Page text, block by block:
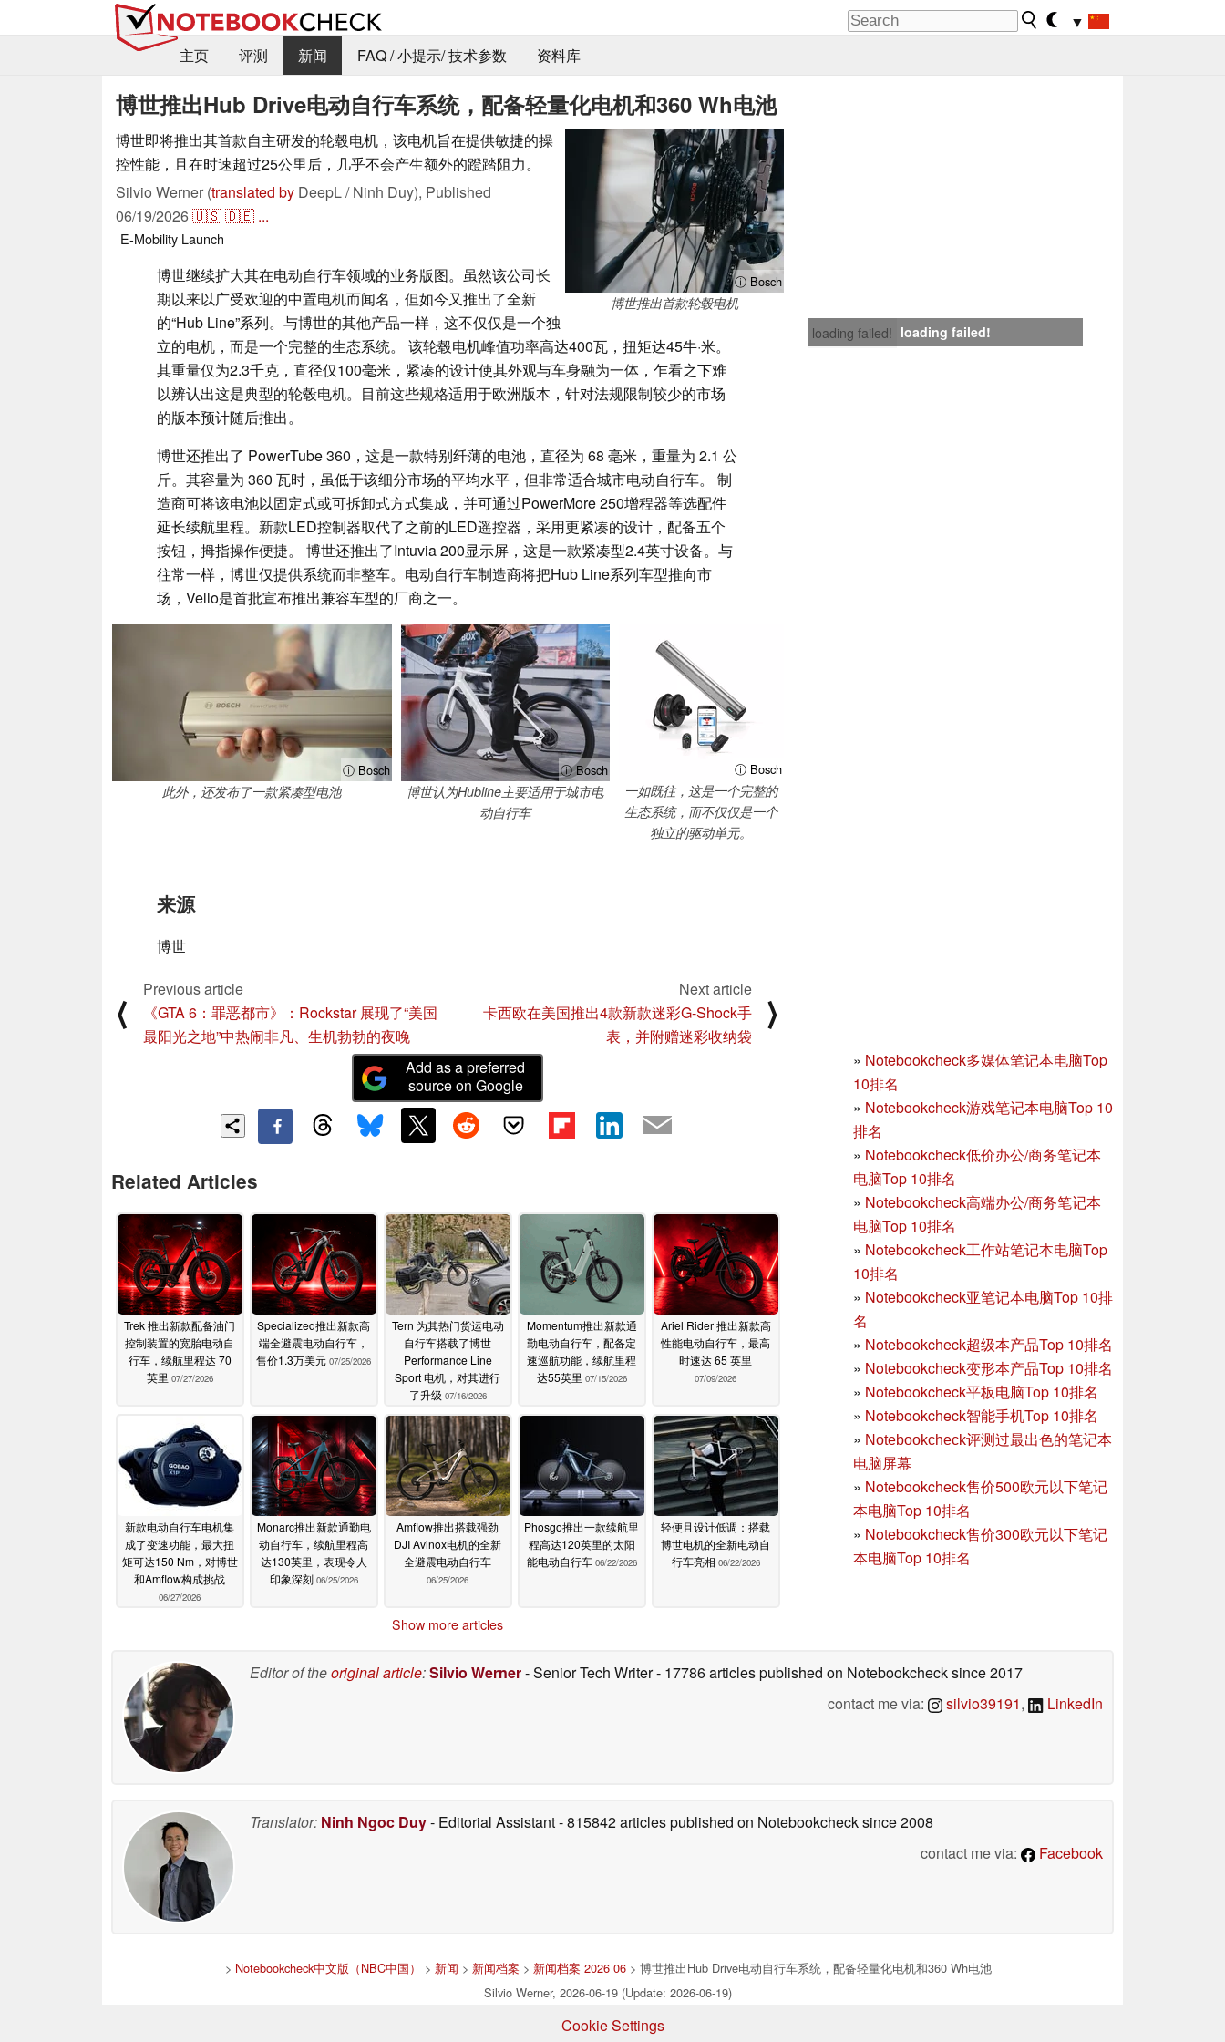
▼
主页
评测 新闻 FAQ / 小提示/ 技术参数 资料库
博世推出Hub Drive电动自行车系统，配备轻量化电机和360 Wh电池
ⓘ Bosch
博世推出首款轮毂电机
博世即将推出其首款自主研发的轮毂电机，该电机旨在提供敏捷的操
控性能，且在时速超过25公里后，几乎不会产生额外的蹬踏阻力。
Silvio Werner (translated by DeepL / Ninh Duy), Published
06/19/2026🇺🇸🇩🇪 ...
E-Mobility Launch
loading failed! loading failed!
博世继续扩大其在电动自行车领域的业务版图。虽然该公司长
期以来以广受欢迎的中置电机而闻名，但如今又推出了全新
的“Hub Line”系列。与博世的其他产品一样，这不仅仅是一个独
立的电机，而是一个完整的生态系统。 该轮毂电机峰值功率高达400瓦，扭矩达45牛·米。
其重量仅为2.3千克，直径仅100毫米，紧凑的设计使其外观与车身融为一体，乍看之下难
以辨认出这是典型的轮毂电机。目前这些规格适用于欧洲版本，针对法规限制较少的市场
的版本预计随后推出。
博世还推出了 PowerTube 360，这是一款特别纤薄的电池，直径为 68 毫米，重量为 2.1 公
斤。其容量为 360 瓦时，虽低于该细分市场的平均水平，但非常适合城市电动自行车。 制
造商可将该电池以固定式或可拆卸式方式集成，并可通过PowerMore 250增程器等选配件
延长续航里程。新款LED控制器取代了之前的LED遥控器，采用更紧凑的设计，配备五个
按钮，拇指操作便捷。 博世还推出了Intuvia 200显示屏，这是一款紧凑型2.4英寸设备。与
往常一样，博世仅提供系统而非整车。电动自行车制造商将把Hub Line系列车型推向市
场，Vello是首批宣布推出兼容车型的厂商之一。
ⓘ Bosch
此外，还发布了一款紧凑型电池
ⓘ Bosch
博世认为Hubline主要适用于城市电
动自行车
ⓘ Bosch
一如既往，这是一个完整的
生态系统，而不仅仅是一个
独立的驱动单元。
来源
博世
⟨
Previous article
《GTA 6：罪恶都市》：Rockstar 展现了“美国
最阳光之地”中热闹非凡、生机勃勃的夜晚
Next article
卡西欧在美国推出4款新款迷彩G-Shock手
表，并附赠迷彩收纳袋
⟩
» Notebookcheck多媒体笔记本电脑Top
10排名
» Notebookcheck游戏笔记本电脑Top 10
排名
» Notebookcheck低价办公/商务笔记本
电脑Top 10排名
» Notebookcheck高端办公/商务笔记本
电脑Top 10排名
» Notebookcheck工作站笔记本电脑Top
10排名
» Notebookcheck亚笔记本电脑Top 10排
名
» Notebookcheck超级本产品Top 10排名
» Notebookcheck变形本产品Top 10排名
» Notebookcheck平板电脑Top 10排名
» Notebookcheck智能手机Top 10排名
» Notebookcheck评测过最出色的笔记本
电脑屏幕
» Notebookcheck售价500欧元以下笔记
本电脑Top 10排名
» Notebookcheck售价300欧元以下笔记
本电脑Top 10排名
Add as a preferred
source on Google
Related Articles
Trek 推出新款配备油门
控制装置的宽胎电动自
行车，续航里程达 70
英里 07/27/2026
Specialized推出新款高
端全避震电动自行车，
售价1.3万美元 07/25/2026
Tern 为其热门货运电动
自行车搭载了博世
Performance Line
Sport 电机，对其进行
了升级 07/16/2026
Momentum推出新款通
勤电动自行车，配备定
速巡航功能，续航里程
达55英里 07/15/2026
Ariel Rider 推出新款高
性能电动自行车，最高
时速达 65 英里
07/09/2026
新款电动自行车电机集
成了变速功能，最大扭
矩可达150 Nm，对博世
和Amflow构成挑战
06/27/2026
Monarc推出新款通勤电
动自行车，续航里程高
达130英里，表现令人
印象深刻 06/25/2026
Amflow推出搭载强劲
DJI Avinox电机的全新
全避震电动自行车
06/25/2026
Phosgo推出一款续航里
程高达120英里的太阳
能电动自行车 06/22/2026
轻便且设计低调：搭载
博世电机的全新电动自
行车亮相 06/22/2026
Show more articles
Editor of theoriginal article:Silvio Werner- Senior Tech Writer- 17786 articles published on Notebookchecksince 2017
contact me via:
silvio39191, LinkedIn
Translator: Ninh Ngoc Duy- Editorial Assistant- 815842 articles published on Notebookchecksince 2008
contact me via:
Facebook
> Notebookcheck中文版（NBC中国） > 新闻 > 新闻档案 > 新闻档案 2026 06> 博世推出Hub Drive电动自行车系统，配备轻量化电机和360 Wh电池
Silvio Werner, 2026-06-19 (Update: 2026-06-19)
Cookie Settings